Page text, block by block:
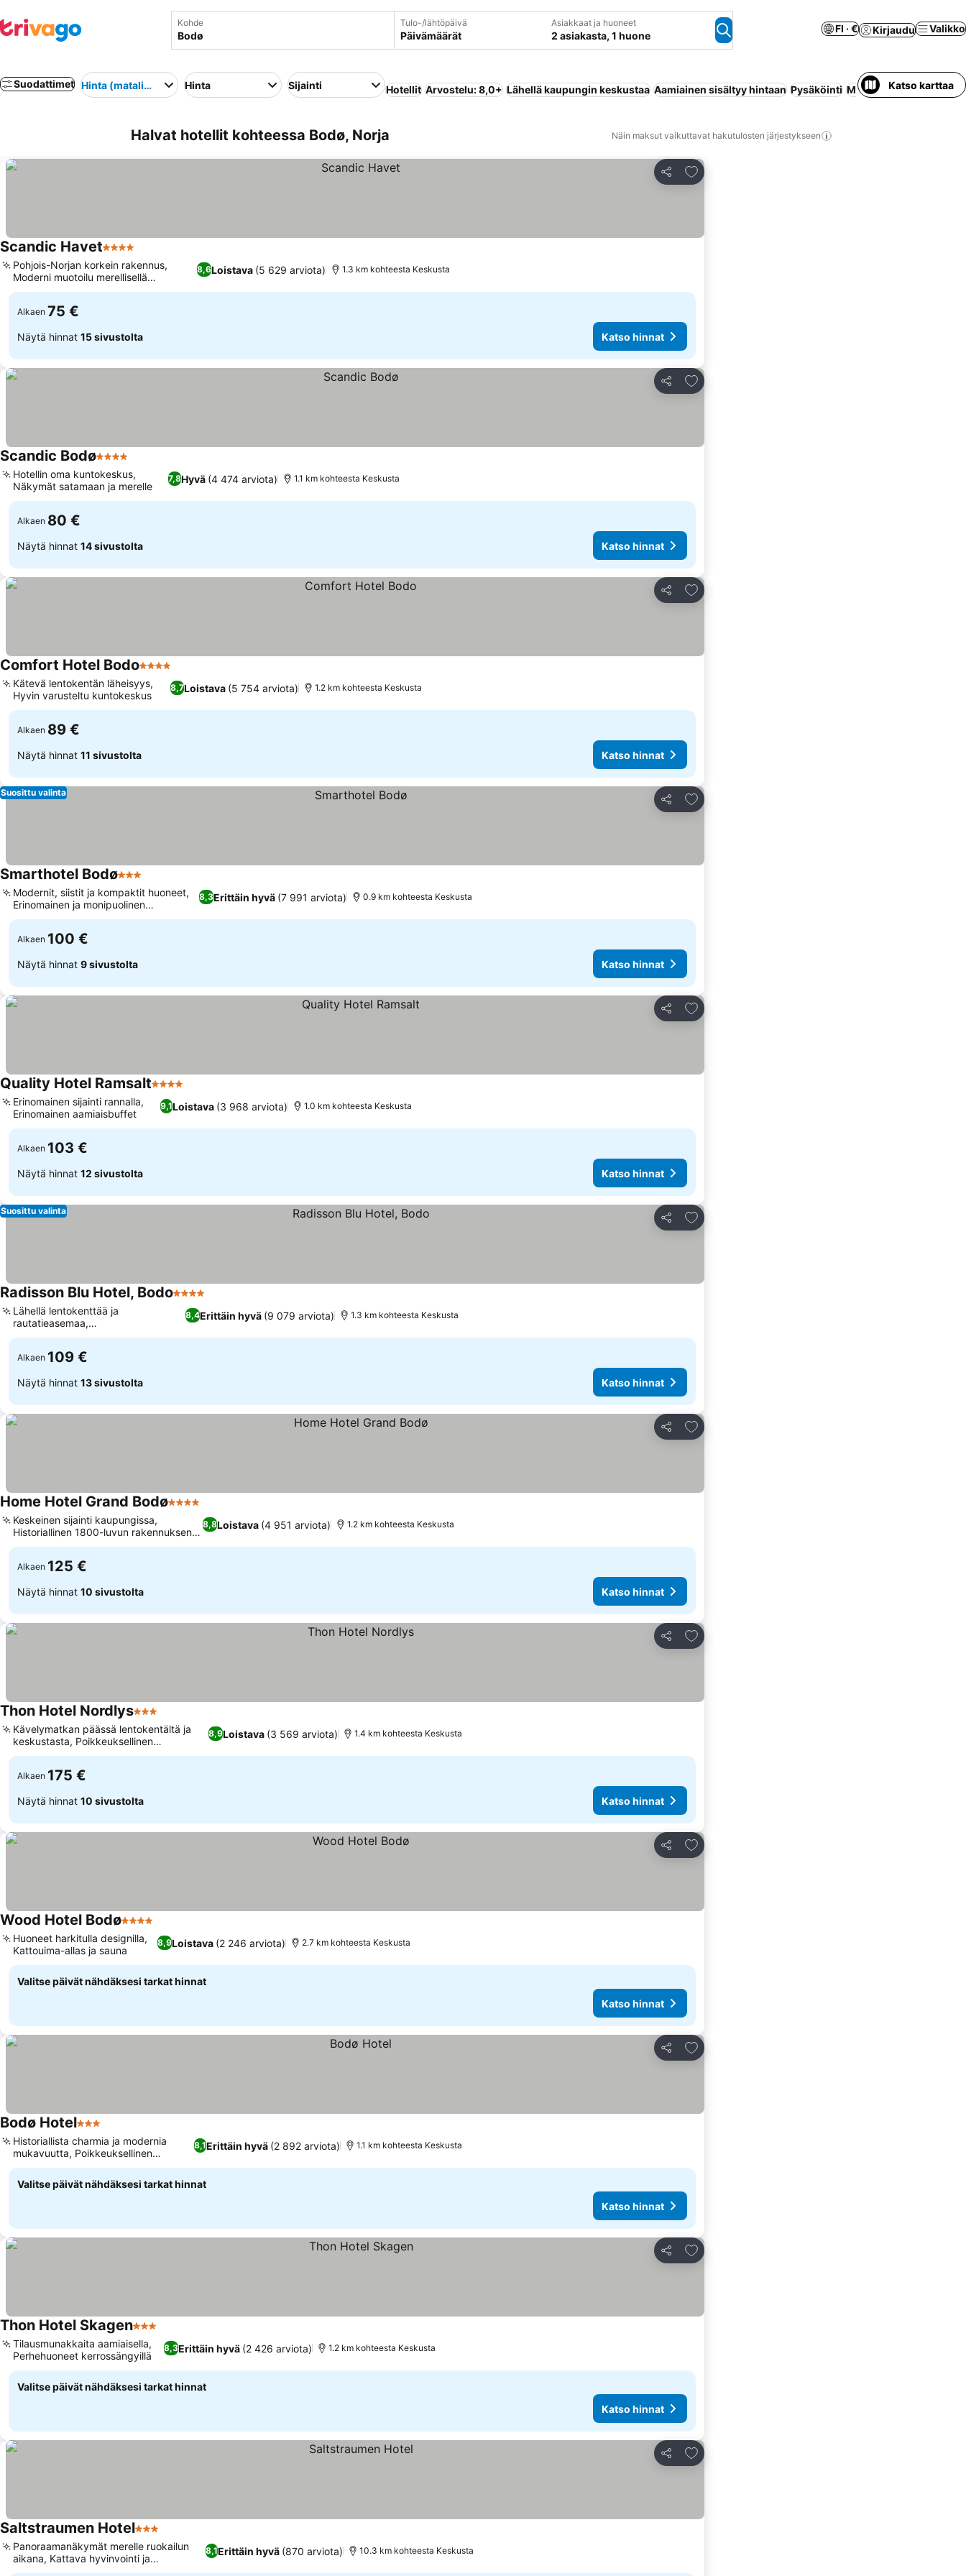
Kohde Tulo-/lähtöpäivä
Päivämäärät
Asiakkaat ja huoneet
2 asiakasta, 1 huone
FI · € Kirjaudu Valikko
Suodattimet Hinta (matalimmasta korkeimpaan)
Hinta Sijainti Hotellit Arvostelu: 8,0+ Lähellä kaupungin keskustaa Aamiainen sisältyy hintaan Pysäköinti Maksuton peruutus
Katso karttaa
Halvat hotellit kohteessa Bodø, Norja Näin maksut vaikuttavat hakutulosten järjestykseen
Jaa
Lisää suosikkeihin
Scandic Havet4 Tähtiluokitus
8,6Loistava (5 629 arviota)
Pohjois-Norjan korkein rakennus,
Moderni muotoilu merellisellä
inspiraatiolla
1.3 km kohteesta Keskusta
Alkaen 75 €
Näytä hinnat 15 sivustolta Katso hinnat
Jaa
Lisää suosikkeihin
Scandic Bodø4 Tähtiluokitus
7,8Hyvä (4 474 arviota)
Hotellin oma kuntokeskus,
Näkymät satamaan ja merelle
1.1 km kohteesta Keskusta
Alkaen 80 €
Näytä hinnat 14 sivustolta Katso hinnat
Jaa
Lisää suosikkeihin
Comfort Hotel Bodo4 Tähtiluokitus
8,7Loistava (5 754 arviota)
Kätevä lentokentän läheisyys,
Hyvin varusteltu kuntokeskus
1.2 km kohteesta Keskusta
Alkaen 89 €
Näytä hinnat 11 sivustolta Katso hinnat
Jaa
Lisää suosikkeihin
Suosittu valinta
Smarthotel Bodø3 Tähtiluokitus
8,3Erittäin hyvä (7 991 arviota)
Modernit, siistit ja kompaktit huoneet,
Erinomainen ja monipuolinen
aamiaisbuffet
0.9 km kohteesta Keskusta
Alkaen 100 €
Näytä hinnat 9 sivustolta Katso hinnat
Jaa
Lisää suosikkeihin
Quality Hotel Ramsalt4 Tähtiluokitus
9,1Loistava (3 968 arviota)
Erinomainen sijainti rannalla,
Erinomainen aamiaisbuffet
1.0 km kohteesta Keskusta
Alkaen 103 €
Näytä hinnat 12 sivustolta Katso hinnat
Jaa
Lisää suosikkeihin
Suosittu valinta
Radisson Blu Hotel, Bodo4 Tähtiluokitus
8,4Erittäin hyvä (9 079 arviota)
Lähellä lentokenttää ja
rautatieasemaa,
Panoraamakattobaari näköaloilla
1.3 km kohteesta Keskusta
Alkaen 109 €
Näytä hinnat 13 sivustolta Katso hinnat
Jaa
Lisää suosikkeihin
Home Hotel Grand Bodø4 Tähtiluokitus
8,8Loistava (4 951 arviota)
Keskeinen sijainti kaupungissa,
Historiallinen 1800-luvun rakennuksen
viehätys
1.2 km kohteesta Keskusta
Alkaen 125 €
Näytä hinnat 10 sivustolta Katso hinnat
Jaa
Lisää suosikkeihin
Thon Hotel Nordlys3 Tähtiluokitus
8,9Loistava (3 569 arviota)
Kävelymatkan päässä lentokentältä ja
keskustasta, Poikkeuksellinen
aamiaisbuffet
1.4 km kohteesta Keskusta
Alkaen 175 €
Näytä hinnat 10 sivustolta Katso hinnat
Jaa
Lisää suosikkeihin
Wood Hotel Bodø4 Tähtiluokitus
8,9Loistava (2 246 arviota)
Huoneet harkitulla designilla,
Kattouima-allas ja sauna
2.7 km kohteesta Keskusta
Valitse päivät nähdäksesi tarkat hinnat
Katso hinnat
Jaa
Lisää suosikkeihin
Bodø Hotel3 Tähtiluokitus
8,1Erittäin hyvä (2 892 arviota)
Historiallista charmia ja modernia
mukavuutta, Poikkeuksellinen
aamiaisbuffet
1.1 km kohteesta Keskusta
Valitse päivät nähdäksesi tarkat hinnat
Katso hinnat
Jaa
Lisää suosikkeihin
Thon Hotel Skagen3 Tähtiluokitus
8,3Erittäin hyvä (2 426 arviota)
Tilausmunakkaita aamiaisella,
Perhehuoneet kerrossängyillä
1.2 km kohteesta Keskusta
Valitse päivät nähdäksesi tarkat hinnat
Katso hinnat
Jaa
Lisää suosikkeihin
Saltstraumen Hotel3 Tähtiluokitus
8,1Erittäin hyvä (870 arviota)
Panoraamanäkymät merelle ruokailun
aikana, Kattava hyvinvointi ja
rentoutuminen
10.3 km kohteesta Keskusta